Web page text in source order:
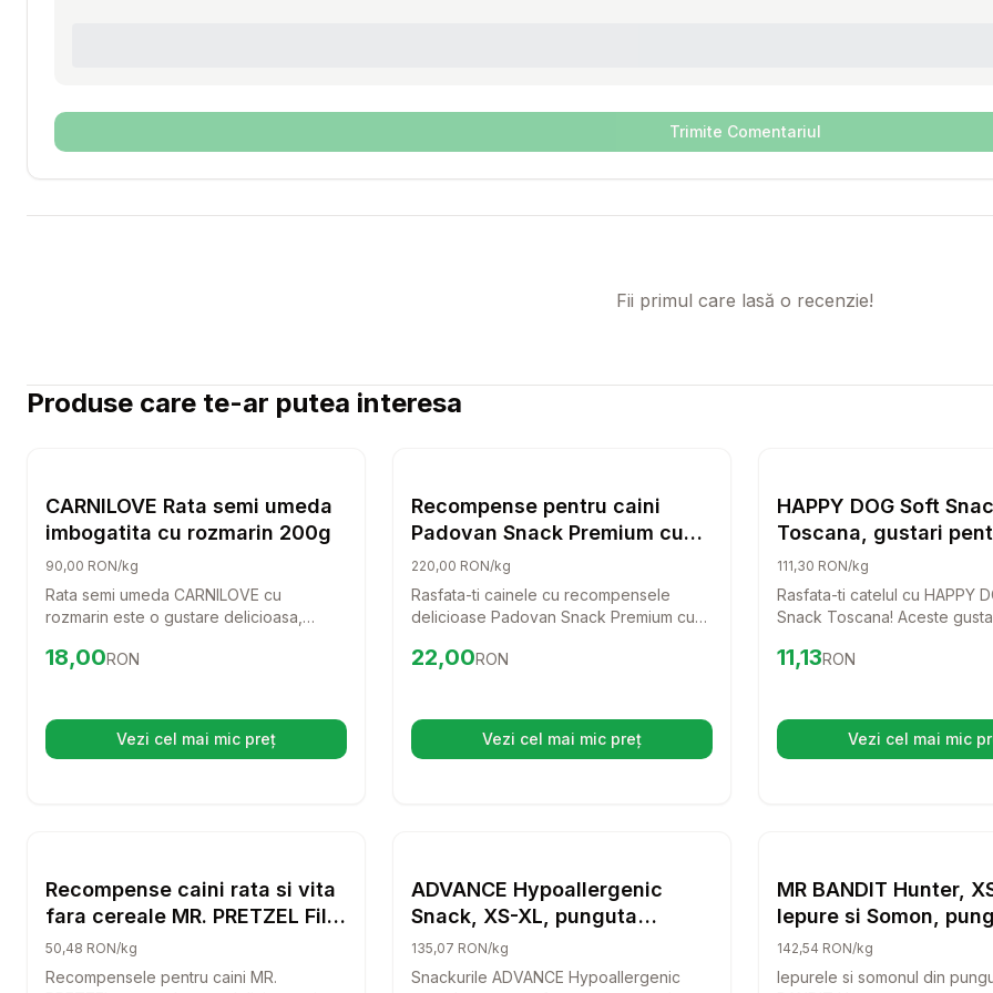
Trimite Comentariul
Fii primul care lasă o recenzie!
Produse care te-ar putea interesa
Snackuri si Recompense Caini
CARNILOVE Rata semi umeda
imbogatita cu rozmarin 200g
90,00 RON/kg
Rata semi umeda CARNILOVE cu
rozmarin este o gustare delicioasa,
experienta senzoriala deosebita si
Preț:18.00
18,00RON
Vezi cel mai mic preț(se deschide într-o filă nouă)
Snackuri si Recompense Caini
Recompense pentru caini
Padovan Snack Premium cu
pui si vita 100 g
220,00 RON/kg
Rasfata-ti cainele cu recompensele
delicioase Padovan Snack Premium cu
pentru a-i oferi o bucurie suplimentara in
Preț:22.00
22,00RON
Vezi cel mai mic preț(se deschide într-o filă nouă)
Snackuri si
HAPPY DOG Soft
Toscana, gustari
cu rata si somon, 100
111,30 RON/kg
Rasfata-ti catelul cu HAPPY
Snack Toscana! Aceste
pentru a-i oferi o recompensa
Preț:11.13
11,13RON
Vezi cel mai mic
(se
Snackuri si Recompense Caini
Recompense caini rata si vita
fara cereale MR. PRETZEL Filet
500 g
50,48 RON/kg
Recompensele pentru caini MR.
Snackuri si Recompense Caini
ADVANCE Hypoallergenic
Snack, XS-XL, punguta
recompense caini, alergii,
150g
135,07 RON/kg
Snackurile ADVANCE Hypoallergenic
Snackuri si
MR BANDIT Hunter,
Iepure si Somon,
recompense fara
caini, 500g
142,54 RON/kg
Iepurele si somonul din